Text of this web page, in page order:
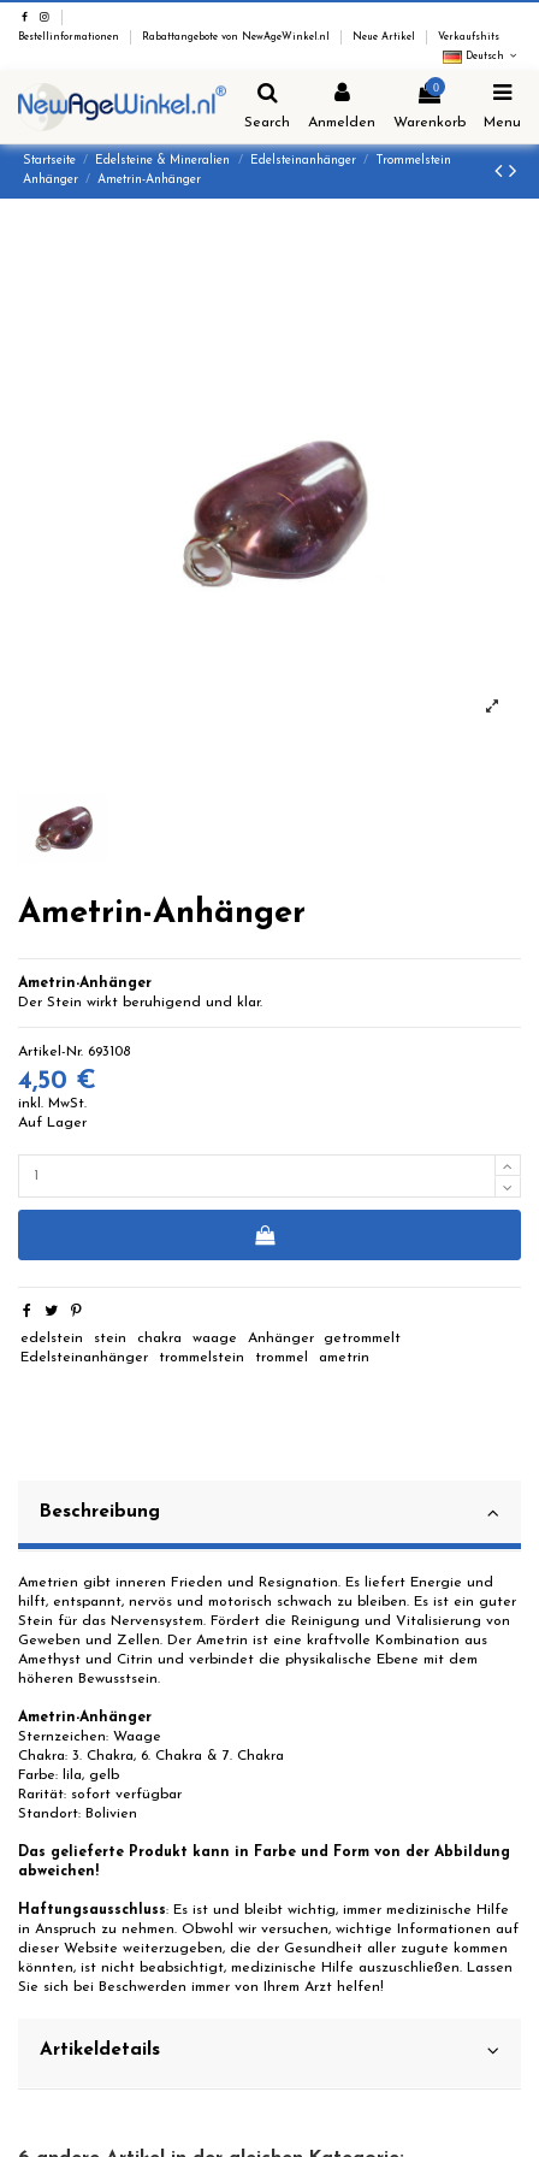
Bestellinformationen Rabattangebote von NewAgeWinkel.nl Neue Artikel
Verkaufshits
Deutsch
Search Anmelden
0
Warenkorb Menu
Startseite Edelsteine & Mineralien Edelsteinanhänger
Trommelstein
Anhänger
Ametrin-Anhänger
Ametrin-Anhänger
Ametrin-Anhänger
Der Stein wirkt beruhigend und klar.
Artikel-Nr. 693108
4,50 €
inkl. MwSt.
Auf Lager
edelstein stein chakra waage Anhänger
getrommelt
Edelsteinanhänger
trommelstein trommel ametrin
Beschreibung
Ametrien gibt inneren Frieden und Resignation. Es liefert Energie und
hilft, entspannt, nervös und motorisch schwach zu bleiben. Es ist ein guter
Stein für das Nervensystem. Fördert die Reinigung und Vitalisierung von
Geweben und Zellen. Der Ametrin ist eine kraftvolle Kombination aus
Amethyst und Citrin und verbindet die physikalische Ebene mit dem
höheren Bewusstsein.
Ametrin-Anhänger
Sternzeichen: Waage
Chakra: 3. Chakra, 6. Chakra & 7. Chakra
Farbe: lila, gelb
Rarität: sofort verfügbar
Standort: Bolivien
Das gelieferte Produkt kann in Farbe und Form von der Abbildung
abweichen!
Haftungsausschluss: Es ist und bleibt wichtig, immer medizinische Hilfe
in Anspruch zu nehmen. Obwohl wir versuchen, wichtige Informationen auf
dieser Website weiterzugeben, die der Gesundheit aller zugute kommen
könnten, ist nicht beabsichtigt, medizinische Hilfe auszuschließen. Lassen
Sie sich bei Beschwerden immer von Ihrem Arzt helfen!
Artikeldetails